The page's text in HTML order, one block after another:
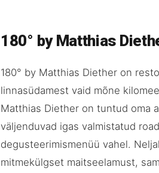
180° by Matthias
180° by Matthias Diether on
linnasüdamest vaid mõne
Matthias Diether on tuntud oma
väljenduvad igas valmistatud
degusteerimismenüü vahel.
mitmekülgset maitseelamust,